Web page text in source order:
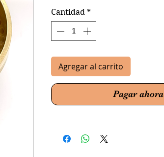
Cantidad *
Agregar al carrito
Pagar ahora